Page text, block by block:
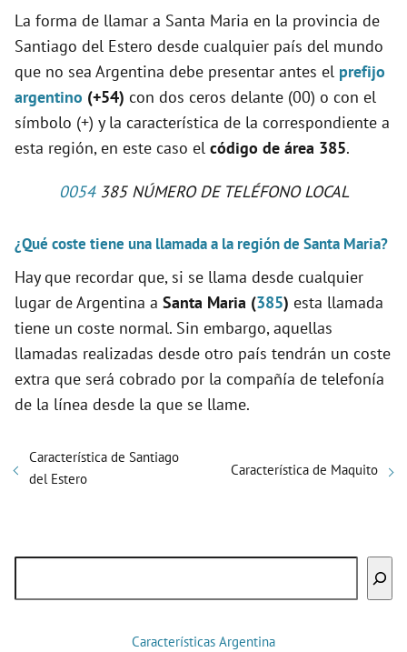
La forma de llamar a Santa Maria en la provincia de
Santiago del Estero desde cualquier país del mundo
que no sea Argentina debe presentar antes el prefijo
argentino (+54) con dos ceros delante (00) o con el
símbolo (+) y la característica de la correspondiente a
esta región, en este caso el código de área 385.
0054385 NÚMERO DE TELÉFONO LOCAL
¿Qué coste tiene una llamada a la región de Santa Maria?
Hay que recordar que, si se llama desde cualquier
lugar de Argentina a Santa Maria (385) esta llamada
tiene un coste normal. Sin embargo, aquellas
llamadas realizadas desde otro país tendrán un coste
extra que será cobrado por la compañía de telefonía
de la línea desde la que se llame.
Característica de Santiago
del Estero
Característica de Maquito
Características Argentina